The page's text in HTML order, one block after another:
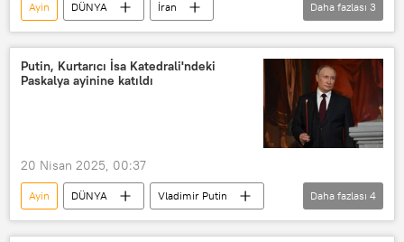
Ayin DÜNYA
İran
Papa 14. Leo
Savaş Paskalya
Daha fazlası 3
Putin, Kurtarıcı İsa Katedrali'ndeki
Paskalya ayinine katıldı
20 Nisan 2025, 00:37
Ayin DÜNYA
Vladimir Putin
Paskalya
Daha fazlası 4